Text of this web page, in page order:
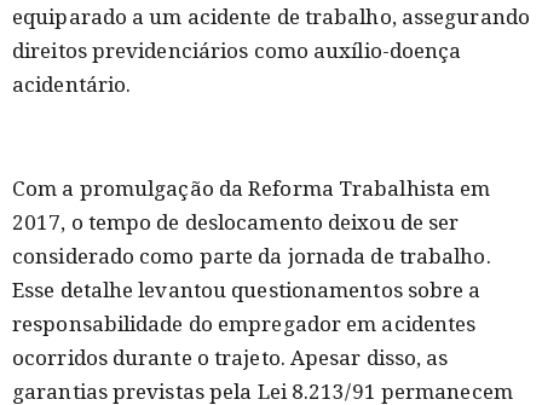
equiparado a um acidente de trabalho, assegurando
direitos previdenciários como auxílio-doença
acidentário.
Com a promulgação da Reforma Trabalhista em
2017, o tempo de deslocamento deixou de ser
considerado como parte da jornada de trabalho.
Esse detalhe levantou questionamentos sobre a
responsabilidade do empregador em acidentes
ocorridos durante o trajeto. Apesar disso, as
garantias previstas pela Lei 8.213/91 permanecem